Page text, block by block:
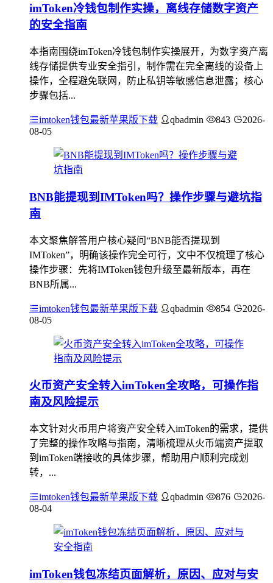
imToken冷钱包制作实操，离线存储数字资产
的安全指南
本指南围绕imToken冷钱包制作实操展开，为数字资产离
线存储提供专业安全指引，制作需在完全离线的设备上
操作，全程避免联网，防止私钥等敏感信息泄露；核心
步骤包括...
imtoken钱包最新苹果版下载 qbadmin 843
2026-
08-05
BNB能提现到IMToken吗？操作步骤与避坑指
南
本文聚焦解答用户核心疑问“BNB能否提现到
IMToken”，明确该操作完全可行，文中不仅梳理了核心
操作步骤：先将IMToken钱包升级至最新版本，再在
BNB所属...
imtoken钱包最新苹果版下载 qbadmin 854
2026-
08-05
火币资产安全转入imToken全攻略，可操作指
南及风险提示
本文针对火币用户将资产安全转入imToken的需求，提供
了完整的操作攻略与指南，清晰梳理从火币端资产提取
到imToken端接收的具体步骤，帮助用户顺利完成划
转，...
imtoken钱包最新苹果版下载 qbadmin 876
2026-
08-04
imToken钱包冻结页面解析，原因、应对与安